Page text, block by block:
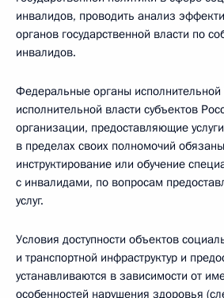
инвалидов, проводить анализ
органов государственной власти по
инвалидов.
Федеральные органы исполнительной
исполнительной власти субъектов
организации, предоставляющие
в пределах своих полномочий
инструктирование или обучение
с инвалидами, по вопросам
услуг.
Условия доступности объектов
и транспортной инфраструктур и
устанавливаются в зависимости от
особенностей нарушения здоровья